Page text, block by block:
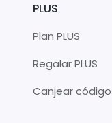
PLUS
Plan PLUS
Regalar PLUS
Canjear código